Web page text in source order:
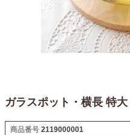
ガラスポット・横長 特大
商品番号 2119000001